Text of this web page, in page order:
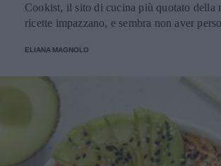
Cookist, il sito di cucina più quotato della
ricette impazzano, e sembra non aver
veramente stupendo.
ELIANA MAGNOLO